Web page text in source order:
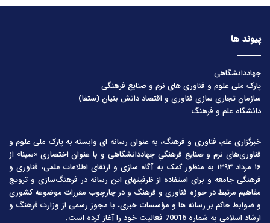
پیوند ها
جهاددانشگاهی
پارک ملی علوم و فناوری های نرم و صنایع فرهنگی
سازمان تجاری سازی فناوری و اقتصاد دانش بنیان (ستفا)
دانشگاه علم و فرهنگ
خبرگزاری علم، فناوری و فرهنگ، به عنوان رسانه ای وابسته به پارک ملی علوم و
فناوری‌های نرم و صنایع فرهنگیِ جهاددانشگاهی و با عنوان اختصاری «سینا» از
۱۶ مرداد ۱۳۹۳ به منظور کمک به آگاه سازی و ارتقای اطلاعات علمی، فناوری و
فرهنگی جامعه و برای استفاده از ظرفیتهای این رسانه در فرهنگ‌سازی و ترویج
مفاهیم مرتبط در حوزه فناوری و فرهنگ و در چارچوب مقررات موضوعه کشوری
و ضوابط حاکم بر رسانه ها و مؤسسات خبری، با مجوز رسمی از وزارت فرهنگ و
ارشاد اسلامی به شماره 70016 فعالیت خود را آغاز کرده است.